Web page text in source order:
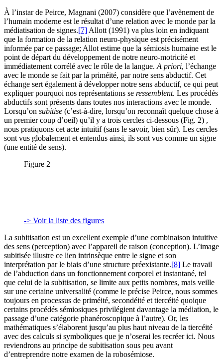
À l’instar de Peirce, Magnani (2007) considère que l’avènement de
l’humain moderne est le résultat d’une relation avec le monde par la
médiatisation de signes.[7] Allott (1991) va plus loin en indiquant
que la formation de la relation neuro-physique est précisément
informée par ce passage; Allot estime que la sémiosis humaine est le
point de départ du développement de notre neuro-motricité et
immédiatement corrélé avec le rôle de la langue. A priori, l’échange
avec le monde se fait par la priméité, par notre sens abductif. Cet
échange sert également à développer notre sens abductif, ce qui peut
expliquer pourquoi nos représentations se ressemblent. Les procédés
abductifs sont présents dans toutes nos interactions avec le monde.
Lorsqu’on subitise (c’est-à-dire, lorsqu’on reconnaît quelque chose à
un premier coup d’oeil) qu’il y a trois cercles ci-dessous (Fig. 2) ,
nous pratiquons cet acte intuitif (sans le savoir, bien sûr). Les cercles
sont vus globalement et entendus ainsi, ils sont vus comme un signe
(une entité de sens).
Figure 2
-> Voir la liste des figures
La subitisation est un excellent exemple d’une combinaison intuitive
des sens (perception) avec l’appareil de raison (conception). L’image
subitisée illustre ce lien intrinsèque entre le signe et son
interprétation par le biais d’une structure préexistante.[8] Le travail
de l’abduction dans un fonctionnement corporel et instantané, tel
que celui de la subitisation, se limite aux petits nombres, mais veille
sur une certaine universalité (comme le précise Peirce, nous sommes
toujours en processus de priméité, secondéité et tiercéité quoique
certains procédés sémiosiques privilégient davantage la médiation, le
passage d’une catégorie phanéroscopique à l’autre). Or, les
mathématiques s’élaborent jusqu’au plus haut niveau de la tiercéité
avec des calculs si symboliques que je n’oserai les recréer ici. Nous
reviendrons au principe de subitisation sous peu avant
d’entreprendre notre examen de la robosémiose.